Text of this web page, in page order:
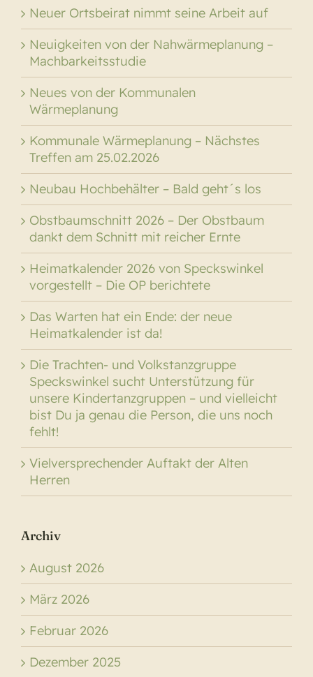
Neuer Ortsbeirat nimmt seine Arbeit auf
Neuigkeiten von der Nahwärmeplanung –
Machbarkeitsstudie
Neues von der Kommunalen
Wärmeplanung
Kommunale Wärmeplanung – Nächstes
Treffen am 25.02.2026
Neubau Hochbehälter – Bald geht´s los
Obstbaumschnitt 2026 – Der Obstbaum
dankt dem Schnitt mit reicher Ernte
Heimatkalender 2026 von Speckswinkel
vorgestellt – Die OP berichtete
Das Warten hat ein Ende: der neue
Heimatkalender ist da!
Die Trachten- und Volkstanzgruppe
Speckswinkel sucht Unterstützung für
unsere Kindertanzgruppen – und vielleicht
bist Du ja genau die Person, die uns noch
fehlt!
Vielversprechender Auftakt der Alten
Herren
Archiv
August 2026
März 2026
Februar 2026
Dezember 2025